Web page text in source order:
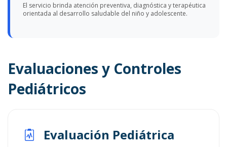
El servicio brinda atención preventiva, diagnóstica y terapéutica
orientada al desarrollo saludable del niño y adolescente.
Evaluaciones y Controles
Pediátricos
Evaluación Pediátrica